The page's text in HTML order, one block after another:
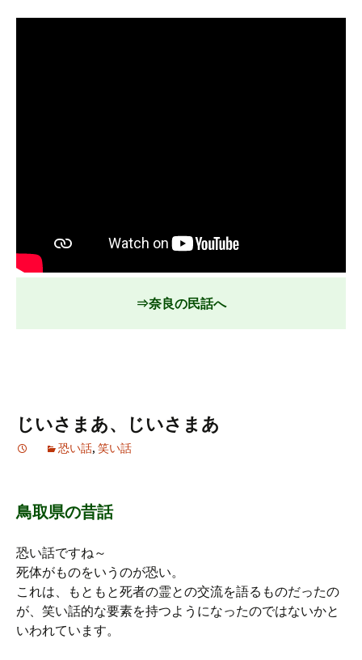
⇒奈良の民話へ
じいさまあ、じいさまあ
恐い話, 笑い話
鳥取県の昔話
恐い話ですね～
死体がものをいうのが恐い。
これは、もともと死者の霊との交流を語るものだったの
が、笑い話的な要素を持つようになったのではないかと
いわれています。